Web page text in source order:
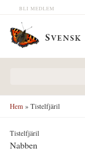
Hoppa till huvudinnehåll
BLI MEDLEM
Hem » Tistelfjäril
Tistelfjäril
Nabben